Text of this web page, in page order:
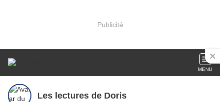
Publicité
MENU
Les lectures de Doris